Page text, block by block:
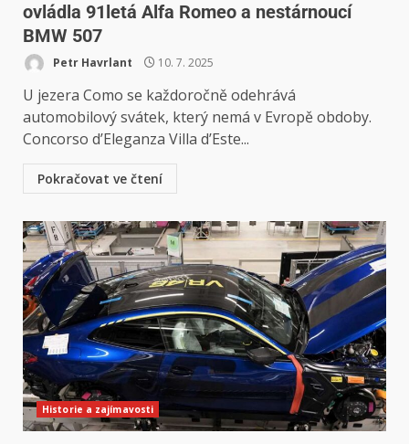
ovládla 91letá Alfa Romeo a nestárnoucí
BMW 507
Petr Havrlant 10. 7. 2025
U jezera Como se každoročně odehrává
automobilový svátek, který nemá v Evropě obdoby.
Concorso d’Eleganza Villa d’Este...
Pokračovat ve čtení
Historie a zajímavosti